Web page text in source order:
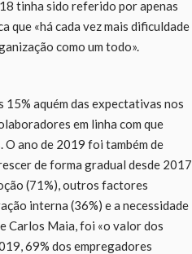
tinha sido referido por apenas
que «há cada vez mais dificuldade
como um todo».
15% aquém das expectativas nos
em linha com que
O ano de 2019 foi também de
de forma gradual desde 2017.
(71%), outros factores
interna (36%) e a necessidade
Carlos Maia, foi «o valor dos
69% dos empregadores